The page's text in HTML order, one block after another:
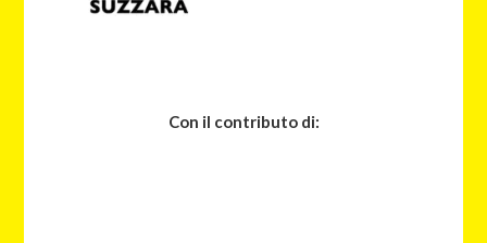
Con il contributo di: